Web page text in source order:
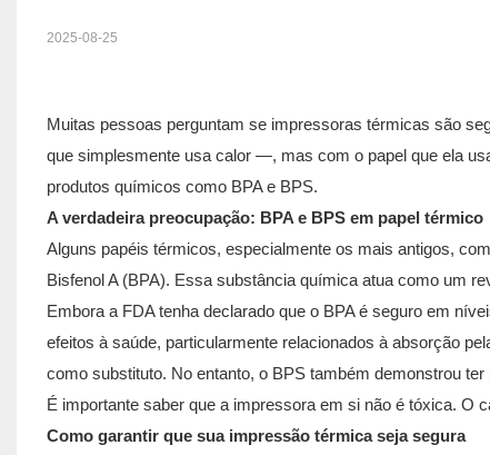
2025-08-25
Muitas pessoas perguntam se impressoras térmicas são
que simplesmente usa calor —, mas com o papel que ela
produtos químicos como BPA e BPS.
A verdadeira preocupação: BPA e BPS em papel térmico
Alguns papéis térmicos, especialmente os mais antigos,
Bisfenol A (BPA). Essa substância química atua como um
Embora a FDA tenha declarado que o BPA é seguro em
efeitos à saúde, particularmente relacionados à absorção
como substituto. No entanto, o BPS também demonstrou
É importante saber que a impressora em si não é tóxica. O
Como garantir que sua impressão térmica seja segura